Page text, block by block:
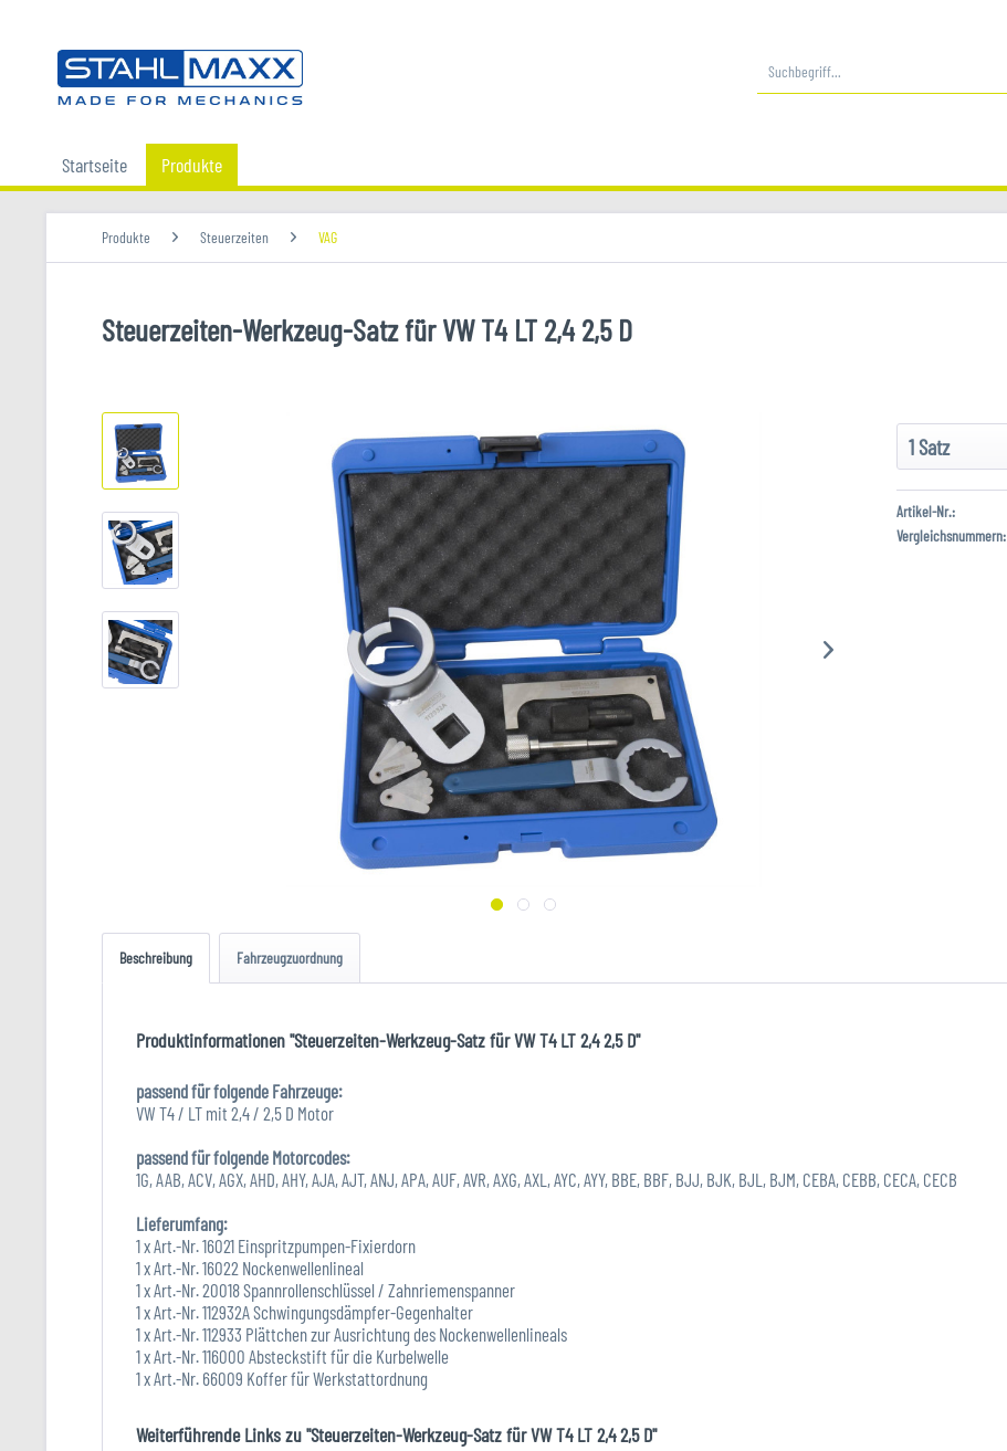
Startseite Produkte
Produkte Steuerzeiten VAG
Steuerzeiten-Werkzeug-Satz für VW T4 LT 2,4 2,5 D
Artikel-Nr.:
Vergleichsnummern:
Beschreibung Fahrzeugzuordnung
Produktinformationen "Steuerzeiten-Werkzeug-Satz für VW T4 LT 2,4 2,5 D"
passend für folgende Fahrzeuge:
VW T4 / LT mit 2,4 / 2,5 D Motor
passend für folgende Motorcodes:
1G, AAB, ACV, AGX, AHD, AHY, AJA, AJT, ANJ, APA, AUF, AVR, AXG, AXL, AYC, AYY, BBE, BBF, BJJ, BJK, BJL, BJM, CEBA, CEBB, CECA, CECB
Lieferumfang:
1 x Art.-Nr. 16021 Einspritzpumpen-Fixierdorn
1 x Art.-Nr. 16022 Nockenwellenlineal
1 x Art.-Nr. 20018 Spannrollenschlüssel / Zahnriemenspanner
1 x Art.-Nr. 112932A Schwingungsdämpfer-Gegenhalter
1 x Art.-Nr. 112933 Plättchen zur Ausrichtung des Nockenwellenlineals
1 x Art.-Nr. 116000 Absteckstift für die Kurbelwelle
1 x Art.-Nr. 66009 Koffer für Werkstattordnung
Weiterführende Links zu "Steuerzeiten-Werkzeug-Satz für VW T4 LT 2,4 2,5 D"